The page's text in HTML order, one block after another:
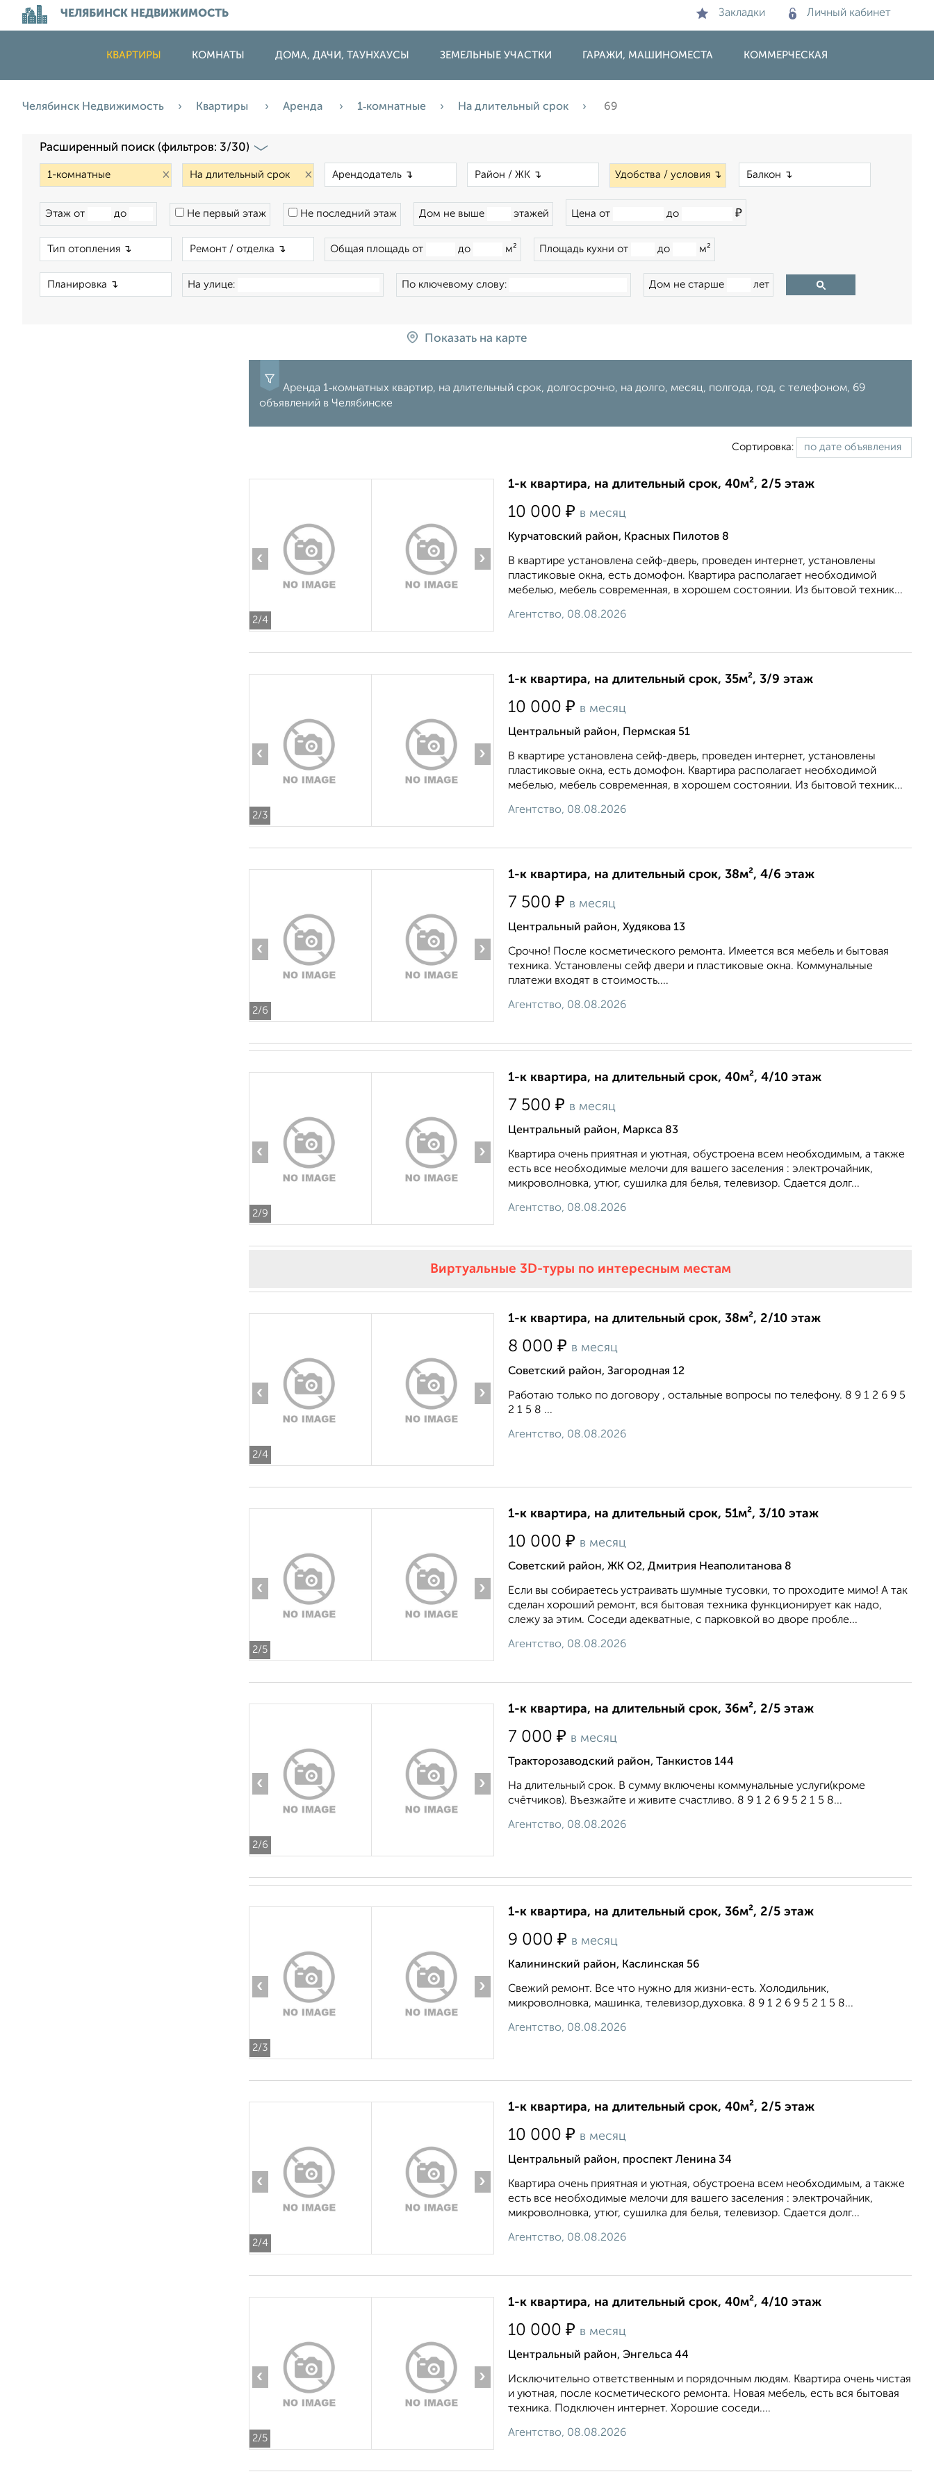
ЧЕЛЯБИНСК НЕДВИЖИМОСТЬ Закладки Личный кабинет
КВАРТИРЫ КОМНАТЫ ДОМА, ДАЧИ, ТАУНХАУСЫ ЗЕМЕЛЬНЫЕ УЧАСТКИ ГАРАЖИ, МАШИНОМЕСТА КОММЕРЧЕСКАЯ
Челябинск Недвижимость Квартиры Аренда 1‑комнатные На длительный срок 69
Расширенный поиск (фильтров: 3/30)
× × Удобства / условия ↴
Этаж от до Не первый этаж Не последний этаж Дом не выше этажей Цена от до ₽
Общая площадь от до м² Площадь кухни от до м²
На улице: По ключевому слову: Дом не старше лет
Показать на карте
Аренда 1‑комнатных квартир, на длительный срок, долгосрочно, на долго, месяц, полгода, год, с телефоном, 69
объявлений в Челябинске
Сортировка:
2/4
‹ ›
1-к квартира, на длительный срок, 40м², 2/5 этаж
10 000 ₽ в месяц
Курчатовский район, Красных Пилотов 8
В квартире установлена сейф-дверь, проведен интернет, установлены
пластиковые окна, есть домофон. Квартира располагает необходимой
мебелью, мебель современная, в хорошем состоянии. Из бытовой техник...
Агентство, 08.08.2026
2/3
‹ ›
1-к квартира, на длительный срок, 35м², 3/9 этаж
10 000 ₽ в месяц
Центральный район, Пермская 51
В квартире установлена сейф-дверь, проведен интернет, установлены
пластиковые окна, есть домофон. Квартира располагает необходимой
мебелью, мебель современная, в хорошем состоянии. Из бытовой техник...
Агентство, 08.08.2026
2/6
‹ ›
1-к квартира, на длительный срок, 38м², 4/6 этаж
7 500 ₽ в месяц
Центральный район, Худякова 13
Срочно! После косметического ремонта. Имеется вся мебель и бытовая
техника. Установлены сейф двери и пластиковые окна. Коммунальные
платежи входят в стоимость....
Агентство, 08.08.2026
2/9
‹ ›
1-к квартира, на длительный срок, 40м², 4/10 этаж
7 500 ₽ в месяц
Центральный район, Маркса 83
Квартира очень приятная и уютная, обустроена всем необходимым, а также
есть все необходимые мелочи для вашего заселения : электрочайник,
микроволновка, утюг, сушилка для белья, телевизор. Сдается долг...
Агентство, 08.08.2026
Виртуальные 3D-туры по интересным местам
2/4
‹ ›
1-к квартира, на длительный срок, 38м², 2/10 этаж
8 000 ₽ в месяц
Советский район, Загородная 12
Работаю только по договору , остальные вопросы по телефону. 8 9 1 2 6 9 5
2 1 5 8 ...
Агентство, 08.08.2026
2/5
‹ ›
1-к квартира, на длительный срок, 51м², 3/10 этаж
10 000 ₽ в месяц
Советский район, ЖК О2, Дмитрия Неаполитанова 8
Если вы собираетесь устраивать шумные тусовки, то проходите мимо! А так
сделан хороший ремонт, вся бытовая техника функционирует как надо,
слежу за этим. Соседи адекватные, с парковкой во дворе пробле...
Агентство, 08.08.2026
2/6
‹ ›
1-к квартира, на длительный срок, 36м², 2/5 этаж
7 000 ₽ в месяц
Тракторозаводский район, Танкистов 144
На длительный срок. В сумму включены коммунальные услуги(кроме
счётчиков). Въезжайте и живите счастливо. 8 9 1 2 6 9 5 2 1 5 8...
Агентство, 08.08.2026
2/3
‹ ›
1-к квартира, на длительный срок, 36м², 2/5 этаж
9 000 ₽ в месяц
Калининский район, Каслинская 56
Свежий ремонт. Все что нужно для жизни-есть. Холодильник,
микроволновка, машинка, телевизор,духовка. 8 9 1 2 6 9 5 2 1 5 8...
Агентство, 08.08.2026
2/4
‹ ›
1-к квартира, на длительный срок, 40м², 2/5 этаж
10 000 ₽ в месяц
Центральный район, проспект Ленина 34
Квартира очень приятная и уютная, обустроена всем необходимым, а также
есть все необходимые мелочи для вашего заселения : электрочайник,
микроволновка, утюг, сушилка для белья, телевизор. Сдается долг...
Агентство, 08.08.2026
2/5
‹ ›
1-к квартира, на длительный срок, 40м², 4/10 этаж
10 000 ₽ в месяц
Центральный район, Энгельса 44
Исключительно ответственным и порядочным людям. Квартира очень чистая
и уютная, после косметического ремонта. Новая мебель, есть вся бытовая
техника. Подключен интернет. Хорошие соседи....
Агентство, 08.08.2026